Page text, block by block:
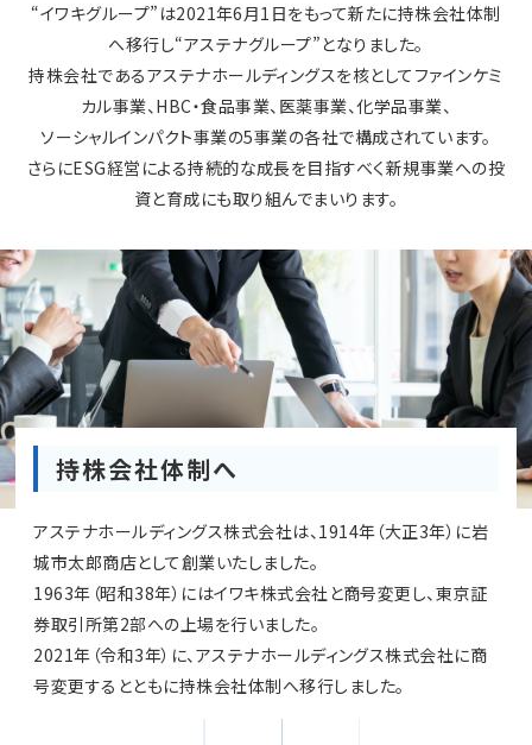
“イワキグループ”は2021年6月1日をもって新たに持株会社体制
へ移行し“アステナグループ”となりました。
持株会社であるアステナホールディングスを核としてファインケミ
カル事業、HBC・食品事業、医薬事業、化学品事業、
ソーシャルインパクト事業の5事業の各社で構成されています。
さらにESG経営による持続的な成長を目指すべく新規事業への投
資と育成にも取り組んでまいります。
持株会社体制へ
アステナホールディングス株式会社は、1914年（大正3年）に岩
城市太郎商店として創業いたしました。
1963年（昭和38年）にはイワキ株式会社と商号変更し、東京証
券取引所第2部への上場を行いました。
2021年（令和3年）に、アステナホールディングス株式会社に商
号変更するとともに持株会社体制へ移行しました。